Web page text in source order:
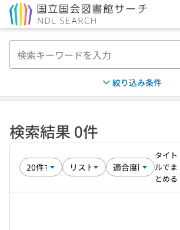
絞り込み条件
検索結果 0件
タイト
ルでま
とめる